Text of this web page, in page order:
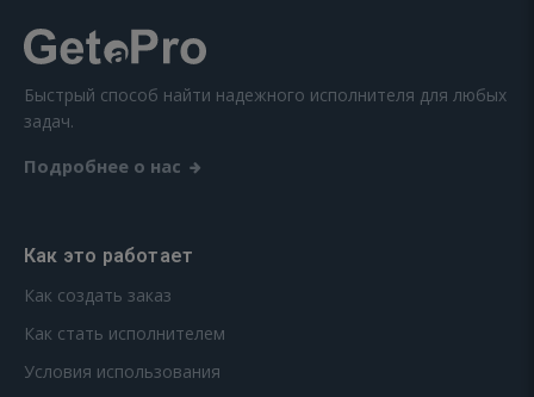
Быстрый способ найти надежного исполнителя для любых
задач.
Подробнее о нас
Как это работает
Как создать заказ
Как стать исполнителем
Условия использования